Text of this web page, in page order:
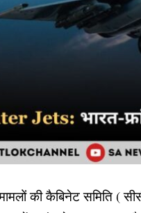
की कैबिनेट समिति (